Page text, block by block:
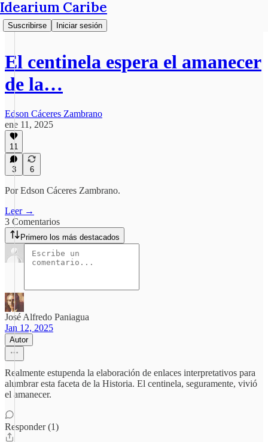
Idearium Caribe
Suscribirse Iniciar sesión
El centinela espera el amanecer
de la…
Edson Cáceres Zambrano
ene 11, 2025
11
3 6
Por Edson Cáceres Zambrano.
Leer →
3 Comentarios
Primero los más destacados
José Alfredo Paniagua
Jan 12, 2025
Autor
Realmente estupenda la elaboración de enlaces interpretativos para
alumbrar esta faceta de la Historia. El centinela, seguramente, vivió
el amanecer.
Responder (1)